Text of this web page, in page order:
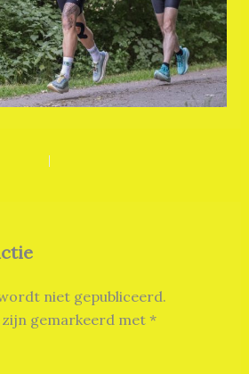
niet gepubliceerd.
gemarkeerd met *